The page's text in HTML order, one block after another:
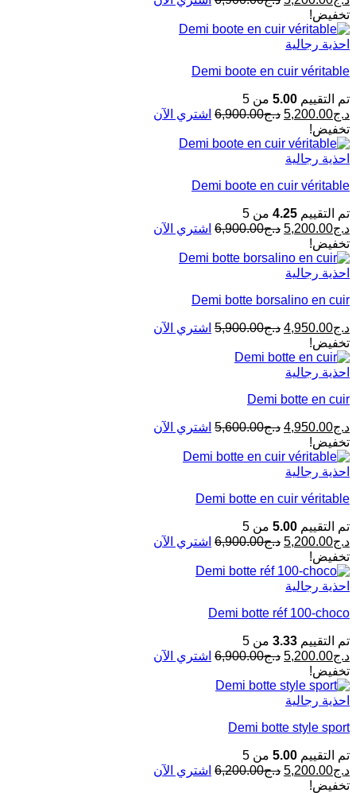
تخفيض!
احذية رجالية
Demi boote en cuir véritable
تم التقييم 5.00 من 5
د.ج5,200.00 د.ج6,900.00 اشتري الآن
تخفيض!
احذية رجالية
Demi boote en cuir véritable
تم التقييم 4.25 من 5
د.ج5,200.00 د.ج6,900.00 اشتري الآن
تخفيض!
احذية رجالية
Demi botte borsalino en cuir
د.ج4,950.00 د.ج5,900.00 اشتري الآن
تخفيض!
احذية رجالية
Demi botte en cuir
د.ج4,950.00 د.ج5,600.00 اشتري الآن
تخفيض!
احذية رجالية
Demi botte en cuir véritable
تم التقييم 5.00 من 5
د.ج5,200.00 د.ج6,900.00 اشتري الآن
تخفيض!
احذية رجالية
Demi botte réf 100-choco
تم التقييم 3.33 من 5
د.ج5,200.00 د.ج6,900.00 اشتري الآن
تخفيض!
احذية رجالية
Demi botte style sport
تم التقييم 5.00 من 5
د.ج5,200.00 د.ج6,200.00 اشتري الآن
تخفيض!